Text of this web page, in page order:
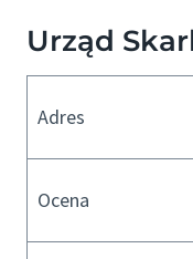
Urząd
Adres
Ocena